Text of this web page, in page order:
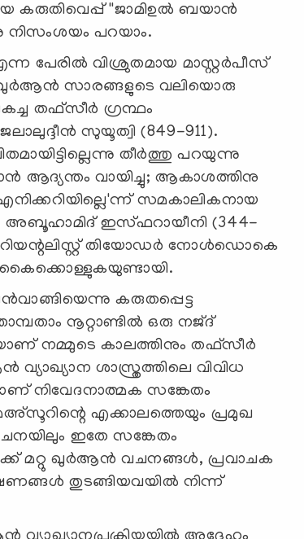
കരുതിവെപ്പ് ''ജാമിഉല്‍ ബയാന്‍
പറയാം.
പേരില്‍ വിശ്രുതമായ മാസ്റ്റര്‍പീസ്
ഖുര്‍ആന്‍ സാരങ്ങളുടെ വലിയൊരു
തഫ്‌സീര്‍ ഗ്രന്ഥം
സുയൂത്വി (849-911).
തീര്‍ത്തു പറയുന്നു
ആദ്യന്തം വായിച്ചു; ആകാശത്തിനു
സമകാലികനായ
ഇസ്ഫറായീനി (344-
തിയോഡര്‍ നോള്‍ഡൊകെ
കൈക്കൊള്ളുകയുണ്ടായി.
കരുതപ്പെട്ട
നൂറ്റാണ്ടില്‍ ഒരു നജ്ദ്
നമ്മുടെ കാലത്തിനും തഫ്‌സീര്‍
ശാസ്ത്രത്തിലെ വിവിധ
നിവേദനാത്മക സങ്കേതം
എക്കാലത്തെയും പ്രമുഖ
ഇതേ സങ്കേതം
മറ്റു ഖുര്‍ആന്‍ വചനങ്ങള്‍, പ്രവാചക
തുടങ്ങിയവയില്‍ നിന്ന്